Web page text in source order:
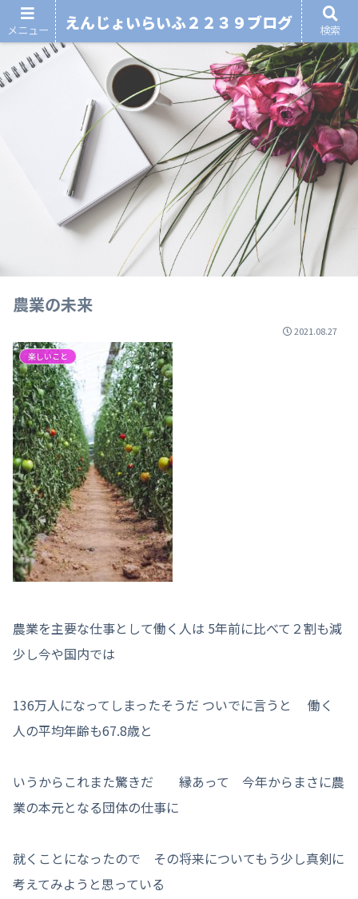
農業の未来
2021.08.27
楽しいこと
農業を主要な仕事として働く人は 5年前に比べて２割も減
少し今や国内では
136万人になってしまったそうだ ついでに言うと 働く
人の平均年齢も67.8歳と
いうからこれまた驚きだ 縁あって 今年からまさに農
業の本元となる団体の仕事に
就くことになったので その将来についてもう少し真剣に
考えてみようと思っている
メニュー えんじょいらいふ２２３９ブログ 検索